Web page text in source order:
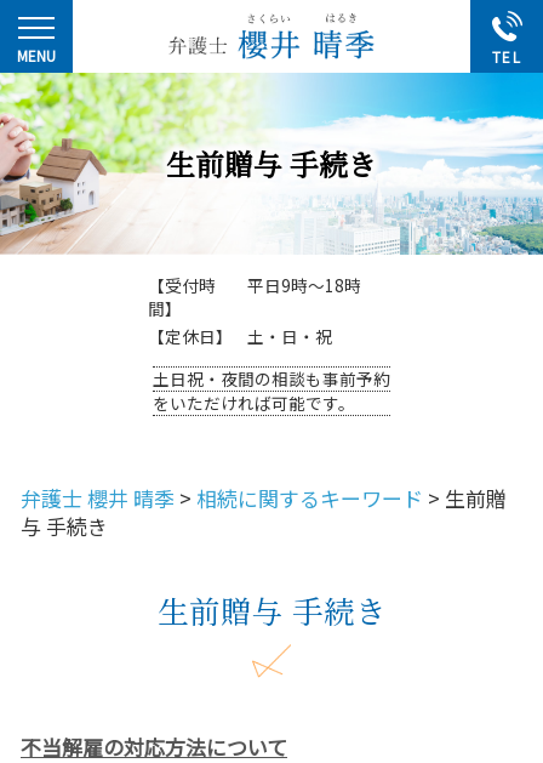
生前贈与 手続き
【受付時
間】
平日9時～18時
【定休日】
土・日・祝
土日祝・夜間の相談も事前予約
をいただければ可能です。
弁護士 櫻井 晴季 > 相続に関するキーワード > 生前贈
与 手続き
生前贈与 手続き
不当解雇の対応方法について